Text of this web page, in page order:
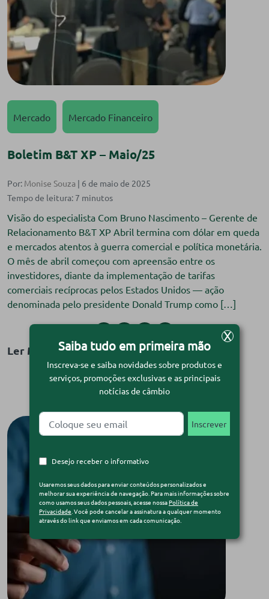
Mercado Mercado Financeiro
Boletim B&T XP – Maio/25
Por: Monise Souza | 6 de maio de 2025
Visão do especialista Com Bruno Nascimento – Gerente de
Relacionamento B&T XP Abril termina com dólar em queda
e mercados atentos à guerra comercial e política monetária.
O mês de abril começou com apreensão entre os
investidores, diante da implementação de tarifas
comerciais recíprocas pelos Estados Unidos — ação
denominada pelo presidente Donald Trump como […]
Ler Matéria
X
Saiba tudo em primeira mão
Inscreva-se e saiba novidades sobre produtos e
serviços, promoções exclusivas e as principais
notícias de câmbio
Desejo receber o informativo
Usaremos seus dados para enviar conteúdos personalizados e
melhorar sua experiência de navegação. Para mais informações sobre
como usamos seus dados pessoais, acesse nossaPolítica de
Privacidade . Você pode cancelar a assinatura a qualquer momento
através do link que enviamos em cada comunicação.